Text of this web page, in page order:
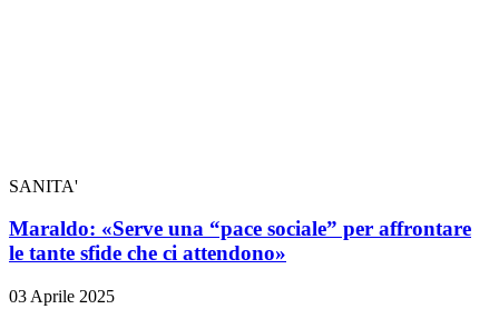
SANITA'
Maraldo: «Serve una “pace sociale” per affrontare
le tante sfide che ci attendono»
03 Aprile 2025